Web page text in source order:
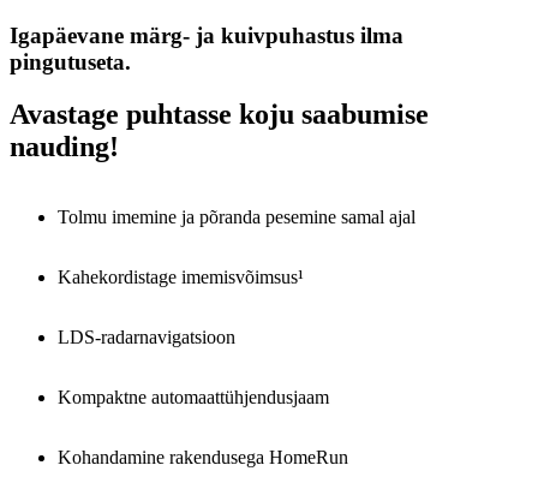
Igapäevane märg- ja kuivpuhastus ilma
pingutuseta.
Avastage puhtasse koju saabumise
nauding!
Tolmu imemine ja põranda pesemine samal ajal
Kahekordistage imemisvõimsus¹
LDS-radarnavigatsioon
Kompaktne automaattühjendusjaam
Kohandamine rakendusega HomeRun